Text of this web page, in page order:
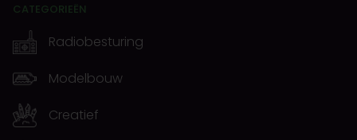
CATEGORIEËN
Radiobesturing
Modelbouw
Creatief